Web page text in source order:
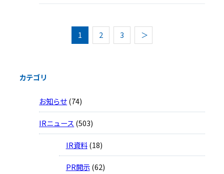
1 2 3 ＞
カテゴリ
お知らせ(74)
IRニュース (503)
IR資料(18)
PR開示(62)